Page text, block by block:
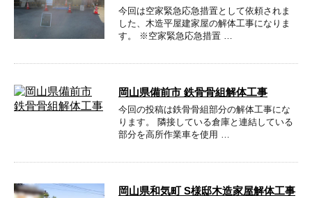
今回は空家緊急応急措置として依頼されま
した、木造平屋建家屋の解体工事になりま
す。 ※空家緊急応急措置 …
岡山県備前市 鉄骨骨組解体工事
今回の投稿は鉄骨骨組部分の解体工事にな
ります。 隣接している倉庫と連結している
部分を高所作業車を使用 …
岡山県和気町 S様邸木造家屋解体工事